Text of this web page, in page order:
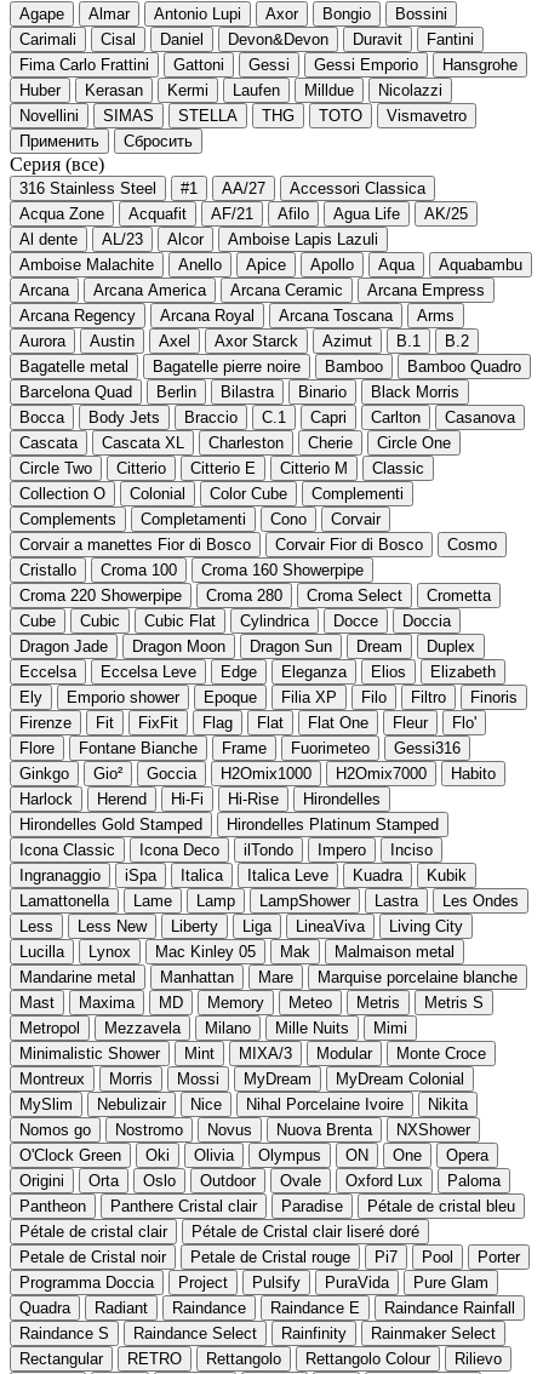
Agape Almar Antonio Lupi Axor Bongio
Bossini
Carimali
Cisal Daniel Devon&Devon Duravit
Fantini
Fima Carlo Frattini
Gattoni Gessi Gessi Emporio
Hansgrohe
Huber
Kerasan Kermi Laufen Milldue
Nicolazzi
Novellini
SIMAS STELLA THG TOTO
Vismavetro
Применить
Сбросить
Серия (все)
316 Stainless Steel #1 AA/27
Accessori Classica
Acqua Zone
Acquafit AF/21 Afilo Agua Life
AK/25
Al dente
AL/23 Alcor
Amboise Lapis Lazuli
Amboise Malachite
Anello Apice Apollo Aqua
Aquabambu
Arcana
Arcana America Arcana Ceramic
Arcana Empress
Arcana Regency
Arcana Royal Arcana Toscana
Arms
Aurora
Austin Axel Axor Starck Azimut B.1
B.2
Bagatelle metal
Bagatelle pierre noire Bamboo
Bamboo Quadro
Barcelona Quad
Berlin Bilastra Binario
Black Morris
Bocca
Body Jets Braccio C.1 Capri Carlton
Casanova
Cascata
Cascata XL Charleston Cherie
Circle One
Circle Two
Citterio Citterio E Citterio M
Classic
Collection O
Colonial Color Cube
Complementi
Complements
Completamenti Cono
Corvair
Corvair a manettes Fior di Bosco
Corvair Fior di Bosco
Cosmo
Cristallo
Croma 100
Croma 160 Showerpipe
Croma 220 Showerpipe
Croma 280 Croma Select
Crometta
Cube
Cubic Cubic Flat Cylindrica Docce
Doccia
Dragon Jade
Dragon Moon Dragon Sun Dream
Duplex
Eccelsa
Eccelsa Leve Edge Eleganza Elios
Elizabeth
Ely
Emporio shower Epoque Filia XP Filo Filtro
Finoris
Firenze
Fit FixFit Flag Flat Flat One Fleur
Flo'
Flore
Fontane Bianche Frame Fuorimeteo
Gessi316
Ginkgo
Gio² Goccia H2Omix1000 H2Omix7000
Habito
Harlock
Herend Hi-Fi Hi-Rise
Hirondelles
Hirondelles Gold Stamped
Hirondelles Platinum Stamped
Icona Classic
Icona Deco ilTondo Impero
Inciso
Ingranaggio
iSpa Italica Italica Leve Kuadra
Kubik
Lamattonella
Lame Lamp LampShower Lastra
Les Ondes
Less
Less New Liberty Liga LineaViva
Living City
Lucilla
Lynox Mac Kinley 05 Mak
Malmaison metal
Mandarine metal
Manhattan Mare
Marquise porcelaine blanche
Mast
Maxima MD Memory Meteo Metris
Metris S
Metropol
Mezzavela Milano Mille Nuits
Mimi
Minimalistic Shower
Mint MIXA/3 Modular
Monte Croce
Montreux
Morris Mossi MyDream
MyDream Colonial
MySlim
Nebulizair Nice Nihal Porcelaine Ivoire
Nikita
Nomos go
Nostromo Novus Nuova Brenta
NXShower
O'Clock Green
Oki Olivia Olympus ON One
Opera
Origini
Orta Oslo Outdoor Ovale Oxford Lux
Paloma
Pantheon
Panthere Cristal clair Paradise
Pétale de cristal bleu
Pétale de cristal clair
Pétale de Cristal clair liseré doré
Petale de Cristal noir
Petale de Cristal rouge Pi7 Pool
Porter
Programma Doccia
Project Pulsify PuraVida
Pure Glam
Quadra
Radiant Raindance Raindance E
Raindance Rainfall
Raindance S
Raindance Select Rainfinity
Rainmaker Select
Rectangular
RETRO Rettangolo Rettangolo Colour
Rilievo